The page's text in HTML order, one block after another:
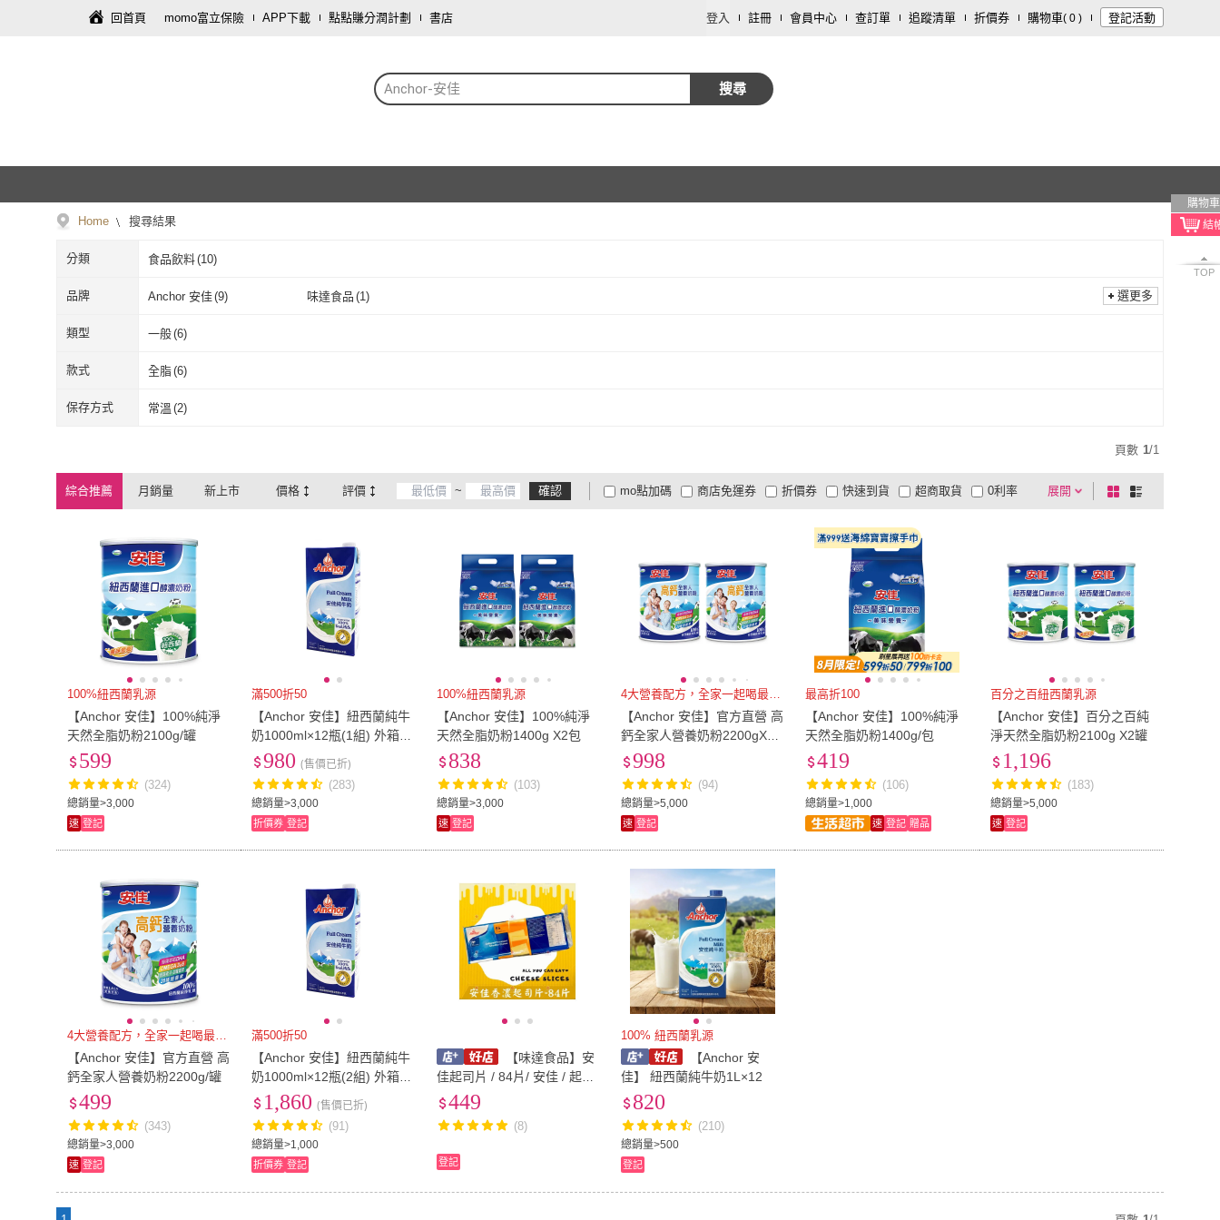
回首頁 momo富立保險 APP下載 點點賺分潤計劃 書店 登入 註冊 會員中心 查訂單 追蹤清單 折價券 購物車( 0 ) 登記活動
Anchor-安佳 搜尋
購物車
TOP
Home 搜尋結果
分類 食品飲料(10)
品牌 Anchor 安佳(9) 味達食品 (1)
Anchor 安佳
選更多
類型 一般(6)
一般
款式 全脂(6)
全脂
保存方式 常溫 (2)
頁數 1/1
綜合推薦 月銷量 新上市 價格 評價 ~ 確認 展開
折價券
有影片
商品有量 電視購物
mo點加碼 快速到貨 超商取貨
大家電安心配
大家電快配
商店免運券 0利率
貨到付款 超商付款
及以上 1 及以上
棋
盤
列
100%紐西蘭乳源
【Anchor 安佳】100%純淨
天然全脂奶粉2100g/罐
總銷量>3,000
599
(324)
速 登記
滿500折50
【Anchor 安佳】紐西蘭純牛
奶1000ml×12瓶(1組) 外箱有
效日期標示 日/ 月/ 年
總銷量>3,000
980 (售價已折)
(283)
折價券 登記
100%紐西蘭乳源
【Anchor 安佳】100%純淨
天然全脂奶粉1400g X2包
總銷量>3,000
838
(103)
速 登記
4大營養配方，全家一起喝最適合
【Anchor 安佳】官方直營 高
鈣全家人營養奶粉2200gX2
罐
總銷量>5,000
998
(94)
速 登記
最高折100
【Anchor 安佳】100%純淨
天然全脂奶粉1400g/包
總銷量>1,000
419
(106)
速 登記 贈品
百分之百紐西蘭乳源
【Anchor 安佳】百分之百純
淨天然全脂奶粉2100g X2罐
總銷量>5,000
1,196
(183)
速 登記
4大營養配方，全家一起喝最適合
【Anchor 安佳】官方直營 高
鈣全家人營養奶粉2200g/罐
總銷量>3,000
499
(343)
速 登記
滿500折50
【Anchor 安佳】紐西蘭純牛
奶1000ml×12瓶(2組) 外箱有
效日期標示 日 / 月 / 年
總銷量>1,000
1,860 (售價已折)
(91)
折價券 登記
【味達食品】安
佳起司片 / 84片/ 安佳 / 起司
片 / 香濃起司片 / Anchor / A
449
(8)
登記
100% 紐西蘭乳源
【Anchor 安
佳】 紐西蘭純牛奶1L×12
總銷量>500
820
(210)
登記